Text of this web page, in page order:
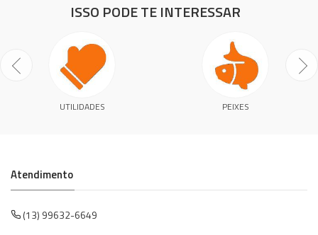
ISSO PODE TE INTERESSAR
UTILIDADES PEIXES
Atendimento
(13) 99632-6649